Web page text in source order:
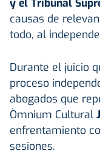
causas de
todo, al
Durante el juicio
proceso
abogados que
Òmnium Cultural
enfrentamiento
sesiones.